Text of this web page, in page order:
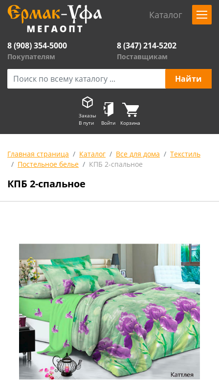
Каталог
8 (908) 354-5000
Покупателям
8 (347) 214-5202
Поставщикам
Заказы
В пути
Войти Корзина
Главная страница Каталог Все для дома
Текстиль
Постельное белье
КПБ 2-спальное
КПБ 2-спальное